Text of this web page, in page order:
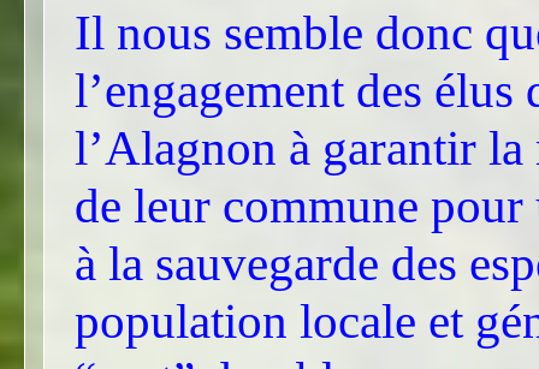
Il nous semble donc
l’engagement des
l’Alagnon à garantir la
de leur commune pour
à la sauvegarde des
population locale et